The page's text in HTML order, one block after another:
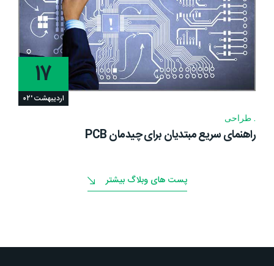
۱۷
اردیبهشت '۰۲
طراحی
راهنمای سریع مبتدیان برای چیدمان PCB
پست های وبلاگ بیشتر